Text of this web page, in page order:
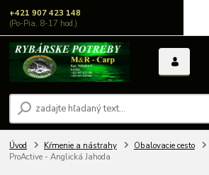
+421 907 423 148
(Po-Pia, 8-17 hod.)
Úvod Kŕmenie a nástrahy Obalovacie cesto
ProActive - Anglická Jahoda